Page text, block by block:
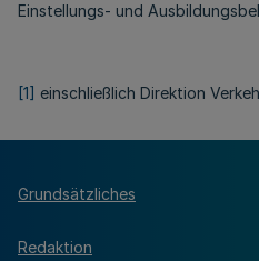
Einstellungs- und
[1] einschließlich Direktion
Grundsätzliches
Redaktion